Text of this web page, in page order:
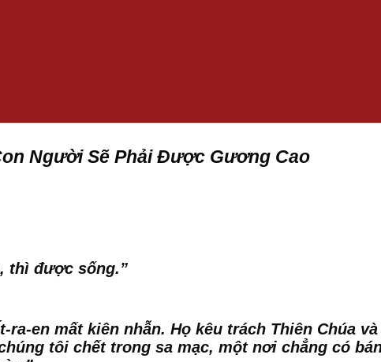
Người Sẽ Phải Được Gương Cao
thì được sống.”
en mất kiên nhẫn. Họ kêu trách Thiên Chúa
tôi chết trong sa mạc, một nơi chẳng có